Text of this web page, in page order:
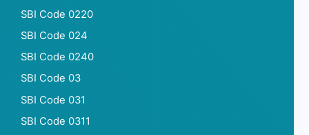
SBI Code 0220
SBI Code 024
SBI Code 0240
SBI Code 03
SBI Code 031
SBI Code 0311